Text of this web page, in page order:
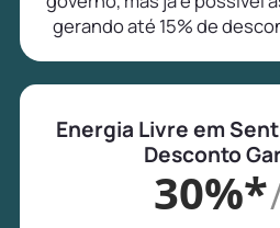
gerando até 15% de
Energia Livre em
Desconto
30%*